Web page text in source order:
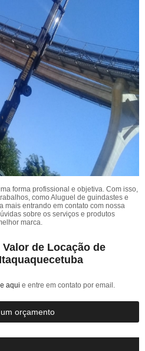
forma profissional e objetiva. Com isso,
como Aluguel de guindastes e
mais entrando em contato com nossa
sobre os serviços e produtos
marca.
de Locação de
aqui e entre em contato por email.
orçamento